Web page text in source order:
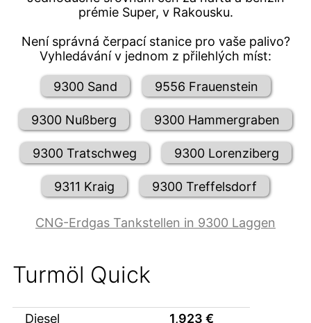
prémie Super, v Rakousku.
Není správná čerpací stanice pro vaše palivo?
Vyhledávání v jednom z přilehlých míst:
9300 Sand 9556 Frauenstein
9300 Nußberg 9300 Hammergraben
9300 Tratschweg 9300 Lorenziberg
9311 Kraig 9300 Treffelsdorf
CNG-Erdgas Tankstellen in 9300 Laggen
Turmöl Quick
Diesel 1,923 €